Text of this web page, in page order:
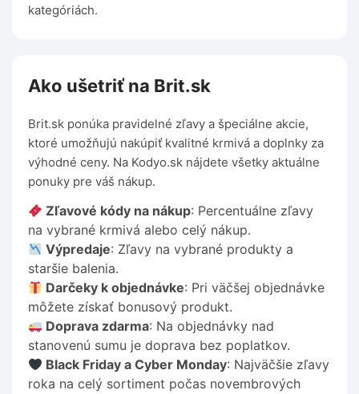
kategóriách.
Ako ušetriť na Brit.sk
Brit.sk ponúka pravidelné zľavy a špeciálne akcie,
ktoré umožňujú nakúpiť kvalitné krmivá a doplnky za
výhodné ceny. Na Kodyo.sk nájdete všetky aktuálne
ponuky pre váš nákup.
Zľavové kódy na nákup: Percentuálne zľavy
na vybrané krmivá alebo celý nákup.
Výpredaje: Zľavy na vybrané produkty a
staršie balenia.
Darčeky k objednávke: Pri väčšej objednávke
môžete získať bonusový produkt.
Doprava zdarma: Na objednávky nad
stanovenú sumu je doprava bez poplatkov.
Black Friday a Cyber Monday: Najväčšie zľavy
roka na celý sortiment počas novembrových